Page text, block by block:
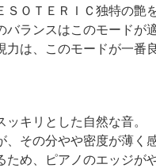
ＳＯＴＥＲＩＣ独特の艶
ランスはこのモードが適
は、このモードが一番
キリとした自然な音。
、その分やや密度が薄く
め、ピアノのエッジが